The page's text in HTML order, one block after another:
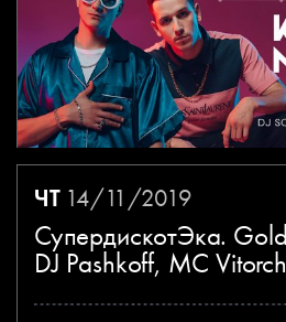
ЧТ14/11/2019
СупердискотЭка.
DJ Pashkoff, MC